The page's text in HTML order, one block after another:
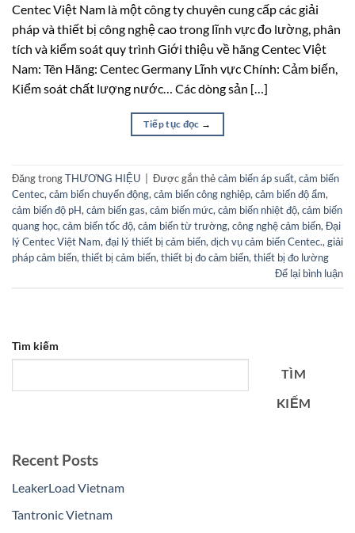
Centec Việt Nam là một công ty chuyên cung cấp các giải
pháp và thiết bị công nghệ cao trong lĩnh vực đo lường, phân
tích và kiểm soát quy trình Giới thiệu về hãng Centec Việt
Nam: Tên Hãng: Centec Germany Lĩnh vực Chính: Cảm biến,
Kiểm soát chất lượng nước… Các dòng sản […]
Tiếp tục đọc →
Đăng trongTHƯƠNG HIỆU Được gắn thẻcảm biến áp suất, cảm biến
Centec, cảm biến chuyển động, cảm biến công nghiệp, cảm biến độ ẩm,
cảm biến độ pH, cảm biến gas, cảm biến mức, cảm biến nhiệt độ, cảm biến
quang học, cảm biến tốc độ, cảm biến từ trường, công nghệ cảm biến, Đại
lý Centec Việt Nam, đại lý thiết bị cảm biến, dịch vụ cảm biến Centec., giải
pháp cảm biến, thiết bị cảm biến, thiết bị đo cảm biến, thiết bị đo lường
Để lại bình luận
Tìm kiếm
TÌM
KIẾM
Recent Posts
LeakerLoad Vietnam
Tantronic Vietnam